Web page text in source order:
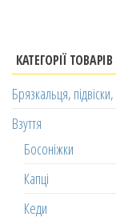
КАТЕГОРІЇ ТОВАРІВ
Брязкальця,
Взуття
Босоніжки
Капці
Кеди